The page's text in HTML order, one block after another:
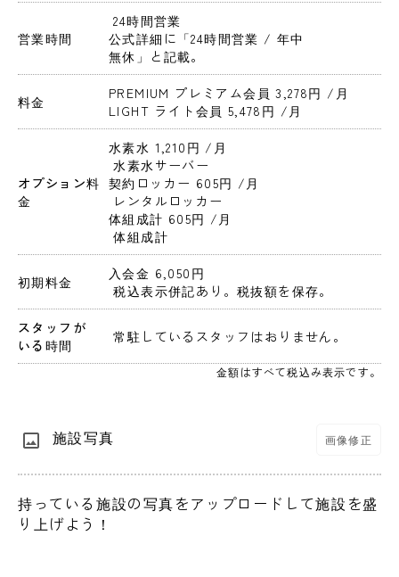
営業時間
24時間営業
公式詳細に「24時間営業 / 年中
無休」と記載。
料金 PREMIUM プレミアム会員 3,278円 /月
LIGHT ライト会員 5,478円 /月
オプション料
金
水素水 1,210円 /月
水素水サーバー
契約ロッカー 605円 /月
レンタルロッカー
体組成計 605円 /月
体組成計
初期料金
入会金 6,050円
税込表示併記あり。税抜額を保存。
スタッフが
いる時間
常駐しているスタッフはおりません。
金額はすべて税込み表示です。
施設写真 画像修正
持っている施設の写真をアップロードして施設を盛
り上げよう！